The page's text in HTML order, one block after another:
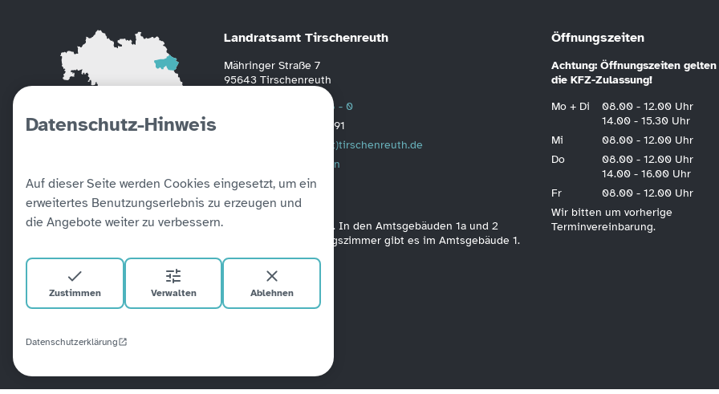
Datenschutz-Hinweis
Auf dieser Seite werden Cookies eingesetzt, um ein
erweitertes Benutzungserlebnis zu erzeugen und
die Angebote weiter zu verbessern.
Zustimmen Verwalten Ablehnen
Datenschutzerklärung
Landratsamt Tirschenreuth
Mähringer Straße 7
95643 Tirschenreuth
0 96 31 / 88 - 0
0 96 31 / 2391
poststelle(at)tirschenreuth.de
Weitere Informationen
Alle unsere Amtsgebäude sind barrierefrei verbunden. In den Amtsgebäuden 1a und 2
befinden sich Aufzüge. Ein barrierefreies Besprechungszimmer gibt es im Amtsgebäude 1.
Öffnungszeiten
Achtung: Öffnungszeiten
die KFZ-Zulassung!
Mo + Di
08.00 - 12.00 Uhr
14.00 - 15.30 Uhr
Mi
08.00 - 12.00 Uhr
Do
08.00 - 12.00 Uhr
14.00 - 16.00 Uhr
Fr
08.00 - 12.00 Uhr
Wir bitten um vorherige
Terminvereinbarung.